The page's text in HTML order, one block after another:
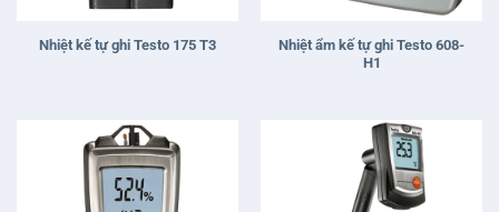
Nhiệt kế tự ghi Testo 175 T3
Nhiệt ẩm kế tự ghi Testo 608-
H1